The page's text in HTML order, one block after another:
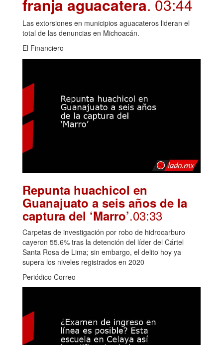
franja aguacatera. 03:44
Las extorsiones en municipios aguacateros lideran el
total de las denuncias en Michoacán.
El Financiero
Repunta huachicol en
Guanajuato a seis años de la
captura del ‘Marro’.03:33
Carpetas de investigación por robo de hidrocarburo
cayeron 55.6% tras la detención del líder del Cártel
Santa Rosa de Lima; sin embargo, el delito hoy ya
supera los niveles registrados en 2020
Periódico Correo